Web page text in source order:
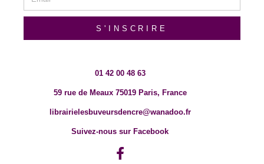
S'INSCRIRE
01 42 00 48 63
59 rue de Meaux 75019 Paris, France
librairielesbuveursdencre@wanadoo.fr
Suivez-nous sur Facebook